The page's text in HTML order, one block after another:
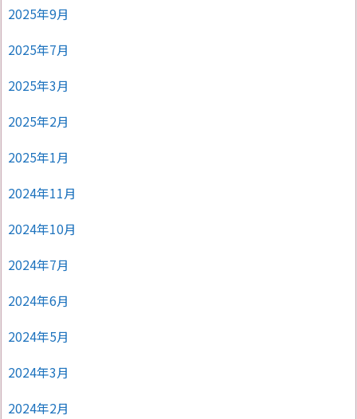
2025年9月
2025年7月
2025年3月
2025年2月
2025年1月
2024年11月
2024年10月
2024年7月
2024年6月
2024年5月
2024年3月
2024年2月